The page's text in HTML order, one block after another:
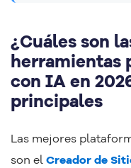
¿Cuáles son
herramientas
con IA en
principales
Las mejores
son el Creador de